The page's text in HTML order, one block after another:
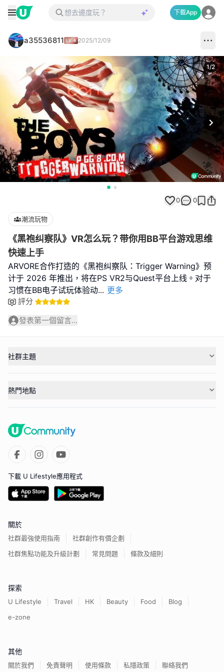
下載App
a35536811 2025/12/09
1/2
0 0
潮流玩物
《黑袍纠察队》VR怎么玩？带你用BB平台游戏思维
快速上手
ARVORE合作打造的《黑袍纠察队：Trigger Warning》预
计于 2026 年推出，将在PS VR2与Quest平台上线。对于
习惯在BB电子试玩体验动... 更多
評分
發表第一個留言...
社群主題
熱門地點
下載 U Lifestyle應用程式
關於
社群最強使用指南
社群創作有價企劃
社群焦點功能及升級計劃
常見問題 條款及細則
探索
U Lifestyle Travel HK Beauty Food
Blog
e-zone
其他
關於我們 免責聲明 使用條款 私隱政策 聯絡我們